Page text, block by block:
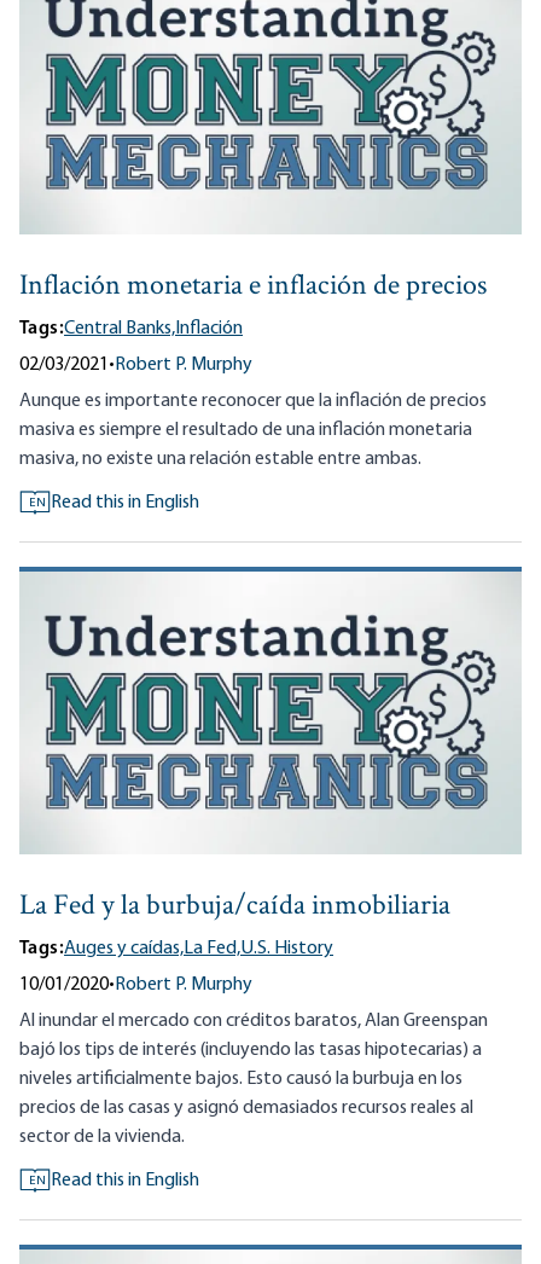
Inflación monetaria e inflación de precios
Tags:Central Banks,Inflación
02/03/2021•Robert P. Murphy
Aunque es importante reconocer que la inflación de precios
masiva es siempre el resultado de una inflación monetaria
masiva, no existe una relación estable entre ambas.
EN Read this in English
La Fed y la burbuja/caída inmobiliaria
Tags:Auges y caídas,La Fed,U.S. History
10/01/2020• Robert P. Murphy
Al inundar el mercado con créditos baratos, Alan Greenspan
bajó los tips de interés (incluyendo las tasas hipotecarias) a
niveles artificialmente bajos. Esto causó la burbuja en los
precios de las casas y asignó demasiados recursos reales al
sector de la vivienda.
EN Read this in English